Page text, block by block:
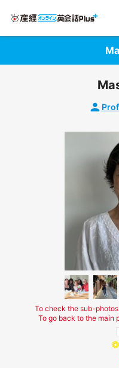
To check the sub-
To go back to the main